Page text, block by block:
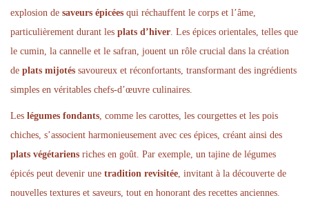
explosion de saveurs épicées qui réchauffent le corps et l’âme,
particulièrement durant les plats d’hiver. Les épices orientales, telles que
le cumin, la cannelle et le safran, jouent un rôle crucial dans la création
de plats mijotés savoureux et réconfortants, transformant des ingrédients
simples en véritables chefs-d’œuvre culinaires.
Les légumes fondants, comme les carottes, les courgettes et les pois
chiches, s’associent harmonieusement avec ces épices, créant ainsi des
plats végétariens riches en goût. Par exemple, un tajine de légumes
épicés peut devenir une tradition revisitée, invitant à la découverte de
nouvelles textures et saveurs, tout en honorant des recettes anciennes.